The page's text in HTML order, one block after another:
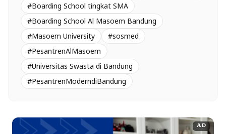
#Boarding School tingkat SMA
#Boarding School Al Masoem Bandung
#Masoem University
#sosmed
#PesantrenAlMasoem
#Universitas Swasta di Bandung
#PesantrenModerndiBandung
AD